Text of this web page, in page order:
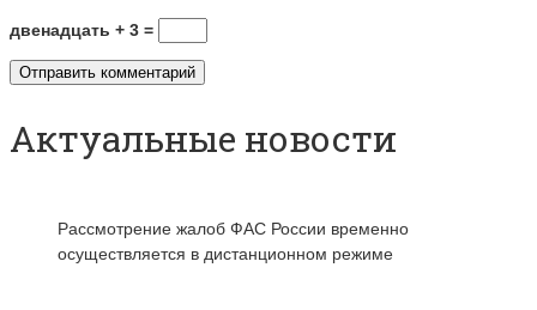
двенадцать + 3 =
Актуальные новости
Рассмотрение жалоб ФАС России временно
осуществляется в дистанционном режиме